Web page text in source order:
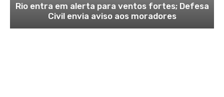
Rio entra em alerta para ventos fortes; Defesa
Civil envia aviso aos moradores